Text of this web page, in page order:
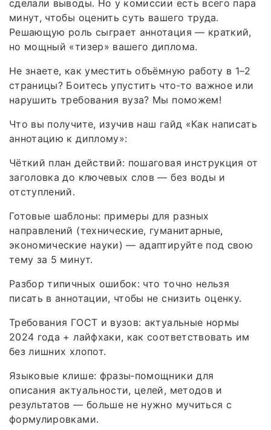
сделали выводы. Но у комиссии есть всего пара
минут, чтобы оценить суть вашего труда.
Решающую роль сыграет аннотация — краткий,
но мощный «тизер» вашего диплома.
Не знаете, как уместить объёмную работу в 1–2
страницы? Боитесь упустить что‑то важное или
нарушить требования вуза? Мы поможем!
Что вы получите, изучив наш гайд «Как написать
аннотацию к диплому»:
Чёткий план действий: пошаговая инструкция от
заголовка до ключевых слов — без воды и
отступлений.
Готовые шаблоны: примеры для разных
направлений (технические, гуманитарные,
экономические науки) — адаптируйте под свою
тему за 5 минут.
Разбор типичных ошибок: что точно нельзя
писать в аннотации, чтобы не снизить оценку.
Требования ГОСТ и вузов: актуальные нормы
2024 года + лайфхаки, как соответствовать им
без лишних хлопот.
Языковые клише: фразы‑помощники для
описания актуальности, целей, методов и
результатов — больше не нужно мучиться с
формулировками.